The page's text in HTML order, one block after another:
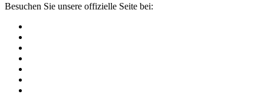
Besuchen Sie unsere offizielle Seite bei: